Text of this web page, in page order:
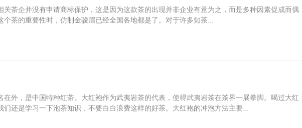
关茶企并没有申请商标保护，这是因为这款茶的出现并非企业有意为之，而是多种因素促成而偶
茶的重要性时，仿制金骏眉已经全国各地都是了。对于许多知茶...
在外，是中国特种红茶。大红袍作为武夷岩茶的代表，使得武夷岩茶在茶界一展拳脚。喝过大红
还是学习一下泡茶知识，不要白白浪费这样的好茶。大红袍的冲泡方法主要...